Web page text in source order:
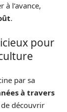
l’avance,
.
pour
par sa
à travers
découvrir